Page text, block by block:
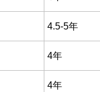
4.5-5年
4年
4年